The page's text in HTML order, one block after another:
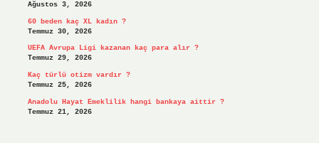
Ağustos 3, 2026
60 beden kaç XL kadın ?
Temmuz 30, 2026
UEFA Avrupa Ligi kazanan kaç para alır ?
Temmuz 29, 2026
Kaç türlü otizm vardır ?
Temmuz 25, 2026
Anadolu Hayat Emeklilik hangi bankaya aittir ?
Temmuz 21, 2026